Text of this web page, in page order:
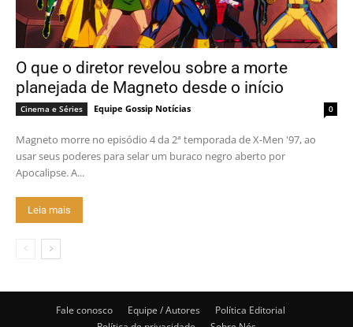
O que o diretor revelou sobre a morte
planejada de Magneto desde o início
Cinema e Séries Equipe Gossip Notícias 0
Magneto morre no episódio 4 da 2ª temporada de X-Men '97, ao
usar seus poderes para selar um buraco negro aberto por
Apocalipse. A...
Leia mais
Fale conosco Equipe / Autores
Política Editorial